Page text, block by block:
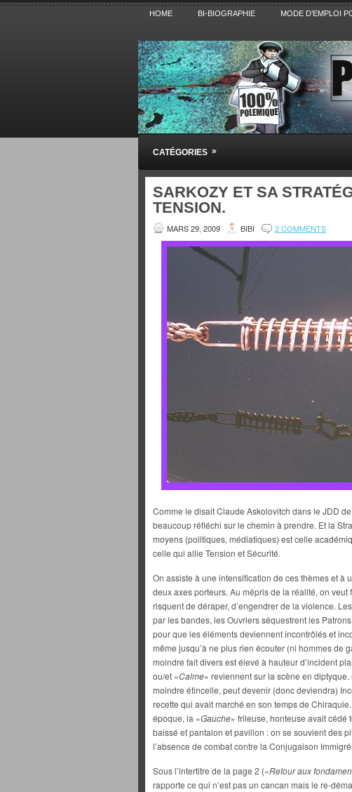
HOME BI-BIOGRAPHIE MODE D’EMPLOI
Pensez BiBi
Blog polémique sur l'Actualité, la Culture, la
CATÉGORIES »
SARKOZY ET SA
TENSION.
MARS 29, 2009 BIBI 2 COMMENTS
Comme le disait Claude Askolovitch dans le JDD
beaucoup réfléchi sur le chemin à prendre. Et la
moyens (politiques, médiatiques) est celle
celle qui allie Tension et Sécurité.
On assiste à une intensification de ces thèmes et à
deux axes porteurs. Au mépris de la réalité, on
risquent de déraper, d’engendrer de la violence.
par les bandes, les Ouvriers séquestrent les
pour que les éléments deviennent incontrôlés et
même jusqu’à ne plus rien écouter (ni hommes de
moindre fait divers est élevé à hauteur d’incident
ou/et «Calme» reviennent sur la scène en
moindre étincelle, peut devenir (donc deviendra)
recette qui avait marché en son temps de
époque, la «Gauche» frileuse, honteuse avait cédé
baissé et pantalon et pavillon : on se souvient des
l’absence de combat contre la Conjugaison
Sous l’intertitre de la page 2 («Retour aux
rapporte ce qui n’est pas un cancan mais le re-